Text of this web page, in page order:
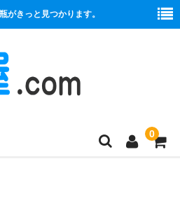
がきっと見つかります。
0